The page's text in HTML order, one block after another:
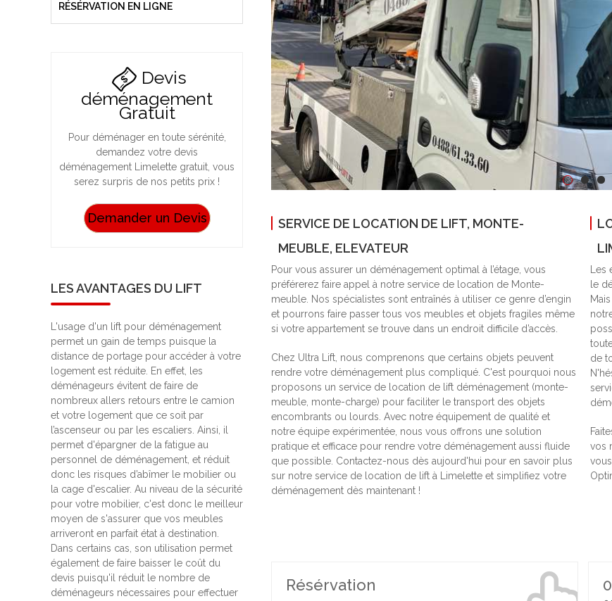
SERVICE DE LOCATION DE LIFT, MONTE-
MEUBLE, ELEVATEUR
Pour vous assurer un déménagement optimal à l’étage, vous
préférerez faire appel à notre service de location de Monte-
meuble. Nos spécialistes sont entraînés à utiliser ce genre d’engin
et pourrons faire passer tous vos meubles et objets fragiles même
si votre appartement se trouve dans un endroit difficile d’accès.
Chez Ultra Lift, nous comprenons que certains objets peuvent
rendre votre déménagement plus compliqué. C'est pourquoi nous
proposons un service de location de lift déménagement (monte-
meuble, monte-charge) pour faciliter le transport des objets
encombrants ou lourds. Avec notre équipement de qualité et
notre équipe expérimentée, nous vous offrons une solution
pratique et efficace pour rendre votre déménagement aussi fluide
que possible. Contactez-nous dès aujourd'hui pour en savoir plus
sur notre service de location de lift à Limelette et simplifiez votre
déménagement dès maintenant !
Les
le
de
vos
Résérvation
RÉSÉRVATION EN LIGNE
Devis
déménagement
Gratuit
Pour déménager en toute sérénité,
demandez votre devis
déménagement Limelette gratuit, vous
serez surpris de nos petits prix !
Demander un Devis
LES AVANTAGES DU LIFT
L'usage d'un lift pour déménagement
permet un gain de temps puisque la
distance de portage pour accéder à votre
logement est réduite. En effet, les
déménageurs évitent de faire de
nombreux allers retours entre le camion
et votre logement que ce soit par
l’ascenseur ou par les escaliers. Ainsi, il
permet d'épargner de la fatigue au
personnel de déménagement, et réduit
donc les risques d’abîmer le mobilier ou
la cage d'escalier. Au niveau de la sécurité
pour votre mobilier, c'est donc le meilleur
moyen de s'assurer que vos meubles
arriveront en parfait état à destination.
Dans certains cas, son utilisation permet
également de faire baisser le coût du
devis puisqu'il réduit le nombre de
déménageurs nécessaires pour effectuer